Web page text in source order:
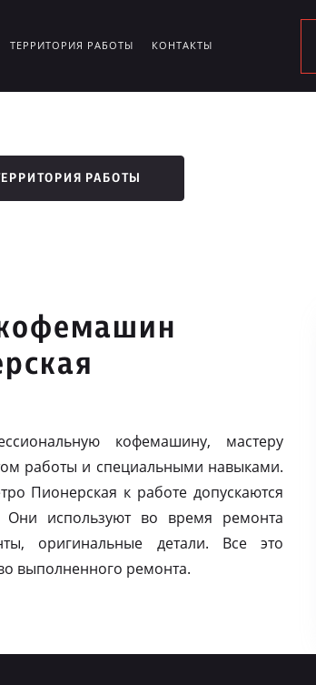
ТЕРРИТОРИЯ РАБОТЫ КОНТАКТЫ
РАБОТЫ
кофемашину, мастеру
работы и специальными навыками.
Пионерская к работе допускаются
используют во время ремонта
оригинальные детали. Все это
выполненного ремонта.